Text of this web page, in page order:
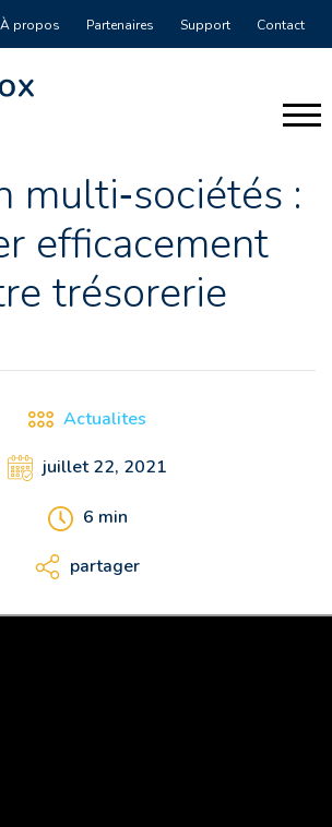
À propos Partenaires Support Contact
multi‑sociétés :
efficacement
trésorerie
Actualites
juillet 22, 2021
6 min
partager